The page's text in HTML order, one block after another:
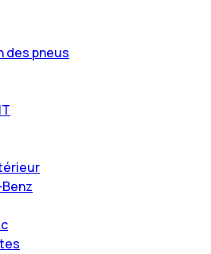
des pneus